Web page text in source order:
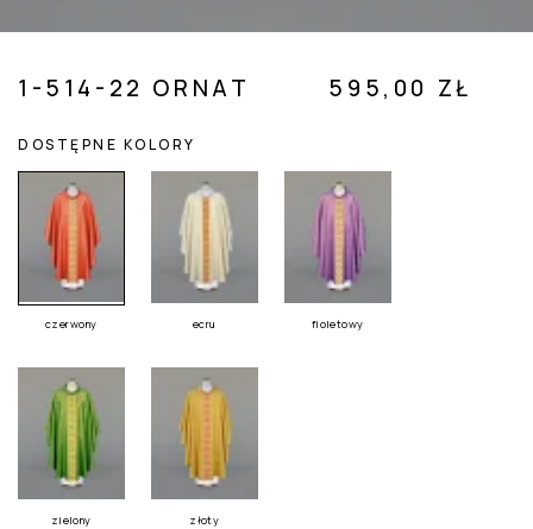
1-514-22 ORNAT 595,00 ZŁ
DOSTĘPNE KOLORY
czerwony ecru fioletowy
zielony złoty